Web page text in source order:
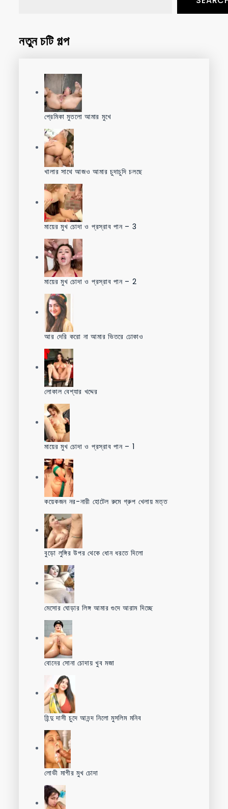
নতুন চটি গল্প
প্রেমিকা মুতলো আমার মুখে
খালার সাথে আজও আমার চুদাচুদি চলছে
মায়ের মুখ চোদা ও প্রস্রাব পান – 3
মায়ের মুখ চোদা ও প্রস্রাব পান – 2
আর দেরি করো না আমার ভিতরে ঢোকাও
লোকাল বেশ্যার খদ্দের
মায়ের মুখ চোদা ও প্রস্রাব পান – 1
কয়েকজন নর-নারী হোটেল রুমে গ্রুপ খেলায় মত্ত
বুড়ো লুঙ্গির উপর থেকে ধোন ধরতে দিলো
মেসোর ঘোড়ার লিঙ্গ আমার গুদে আরাম দিচ্ছে
বোনের সোনা চোদায় খুব মজা
হিন্দু দাসী চুদে আনন্দ নিলো মুসলিম মনিব
লোভী মাগীর মুখ চোদা